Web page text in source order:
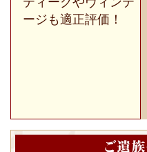
ージも適正評価！